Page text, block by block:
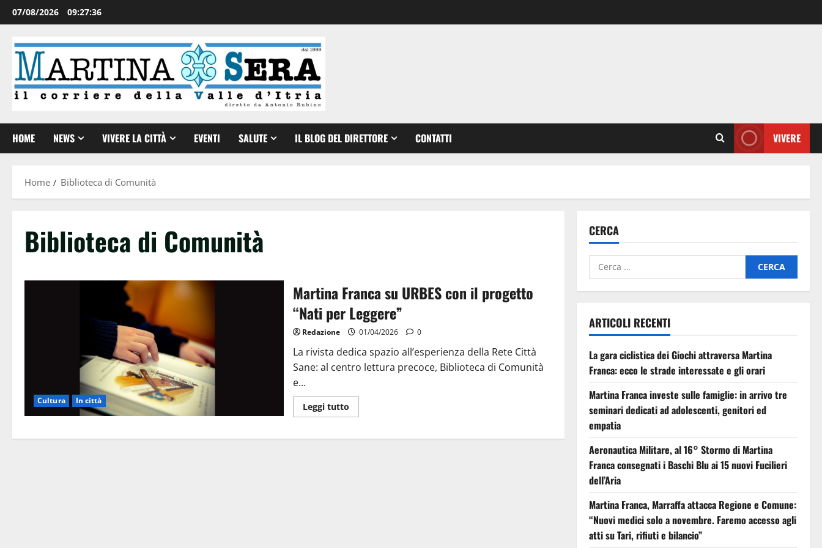
07/08/2026 09:27:37
HOME NEWS VIVERE LA CITTÀ EVENTI SALUTE IL BLOG DEL DIRETTORE CONTATTI VIVERE
Home Biblioteca di Comunità
Biblioteca di Comunità
Cultura In città
Martina Franca su URBES con il progetto
“Nati per Leggere”
Redazione 01/04/2026 0
La rivista dedica spazio all’esperienza della Rete Città
Sane: al centro lettura precoce, Biblioteca di Comunità
e...
Leggi tutto
CERCA
ARTICOLI RECENTI
La gara ciclistica dei Giochi attraversa Martina
Franca: ecco le strade interessate e gli orari
Martina Franca investe sulle famiglie: in arrivo tre
seminari dedicati ad adolescenti, genitori ed
empatia
Aeronautica Militare, al 16° Stormo di Martina
Franca consegnati i Baschi Blu ai 15 nuovi Fucilieri
dell’Aria
Martina Franca, Marraffa attacca Regione e Comune:
“Nuovi medici solo a novembre. Faremo accesso agli
atti su Tari, rifiuti e bilancio”